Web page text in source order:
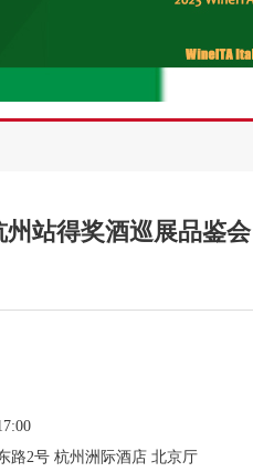
州站得奖酒巡展品鉴会
路2号 杭州洲际酒店 北京厅